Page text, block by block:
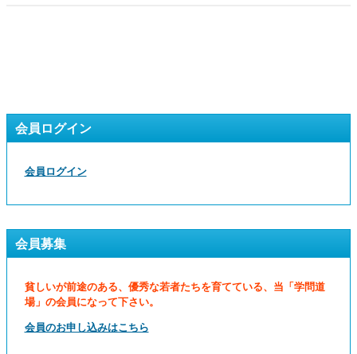
会員ログイン
会員ログイン
会員募集
貧しいが前途のある、優秀な若者たちを育てている、当「学問道
場」の会員になって下さい。
会員のお申し込みはこちら